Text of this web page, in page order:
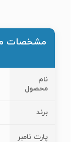
نام
محصول
برند
پارت نامبر